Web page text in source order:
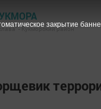
- Кукморский район
закрытие